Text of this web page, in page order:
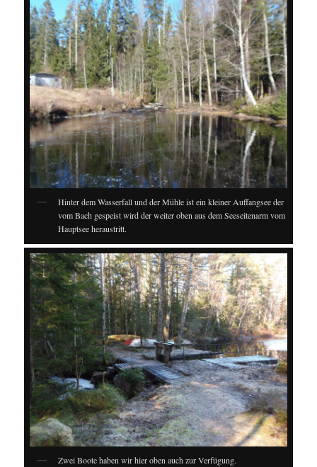
Hinter dem Wasserfall und der Mühle ist ein kleiner Auffangsee der
vom Bach gespeist wird der weiter oben aus dem Seeseitenarm vom
Hauptsee heraustritt.
Zwei Boote haben wir hier oben auch zur Verfügung.